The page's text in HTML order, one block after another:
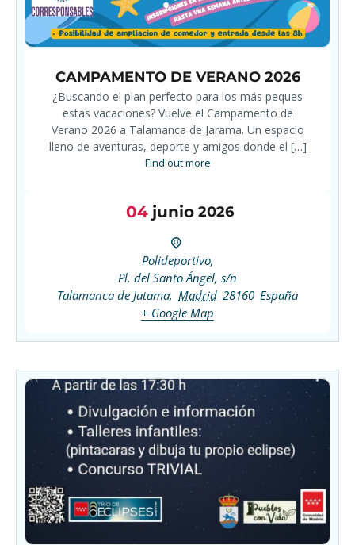
CAMPAMENTO DE VERANO 2026
¿Buscando el plan perfecto para los más peques
estas vacaciones? Vuelve el Campamento de
Verano 2026 a Talamanca de Jarama. Un espacio
lleno de aventuras, deporte y amigos donde el […]
Find out more
04 junio 2026
Polideportivo,
Pl. del Santo Ángel, s/n
Talamanca de Jatama, Madrid 28160 España
+ Google Map